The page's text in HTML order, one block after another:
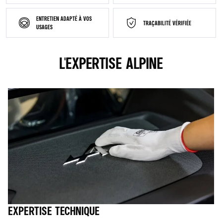
ENTRETIEN ADAPTÉ À VOS
USAGES
TRAÇABILITÉ VÉRIFIÉE
L'EXPERTISE ALPINE
EXPERTISE TECHNIQUE